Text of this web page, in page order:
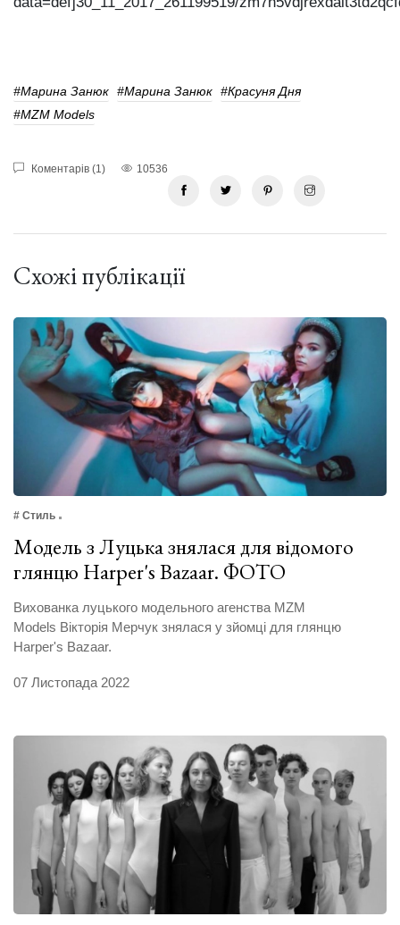
#марина Занюк #марина Занюк #красуня Дня
#MZM Models
Коментарів (1) 10536
Схожі публікації
# Стиль
Модель з Луцька знялася для відомого
глянцю Harper's Bazaar. ФОТО
Вихованка луцького модельного агенства MZM
Models Вікторія Мерчук знялася у зйомці для глянцю
Harper's Bazaar.
07 Листопада 2022